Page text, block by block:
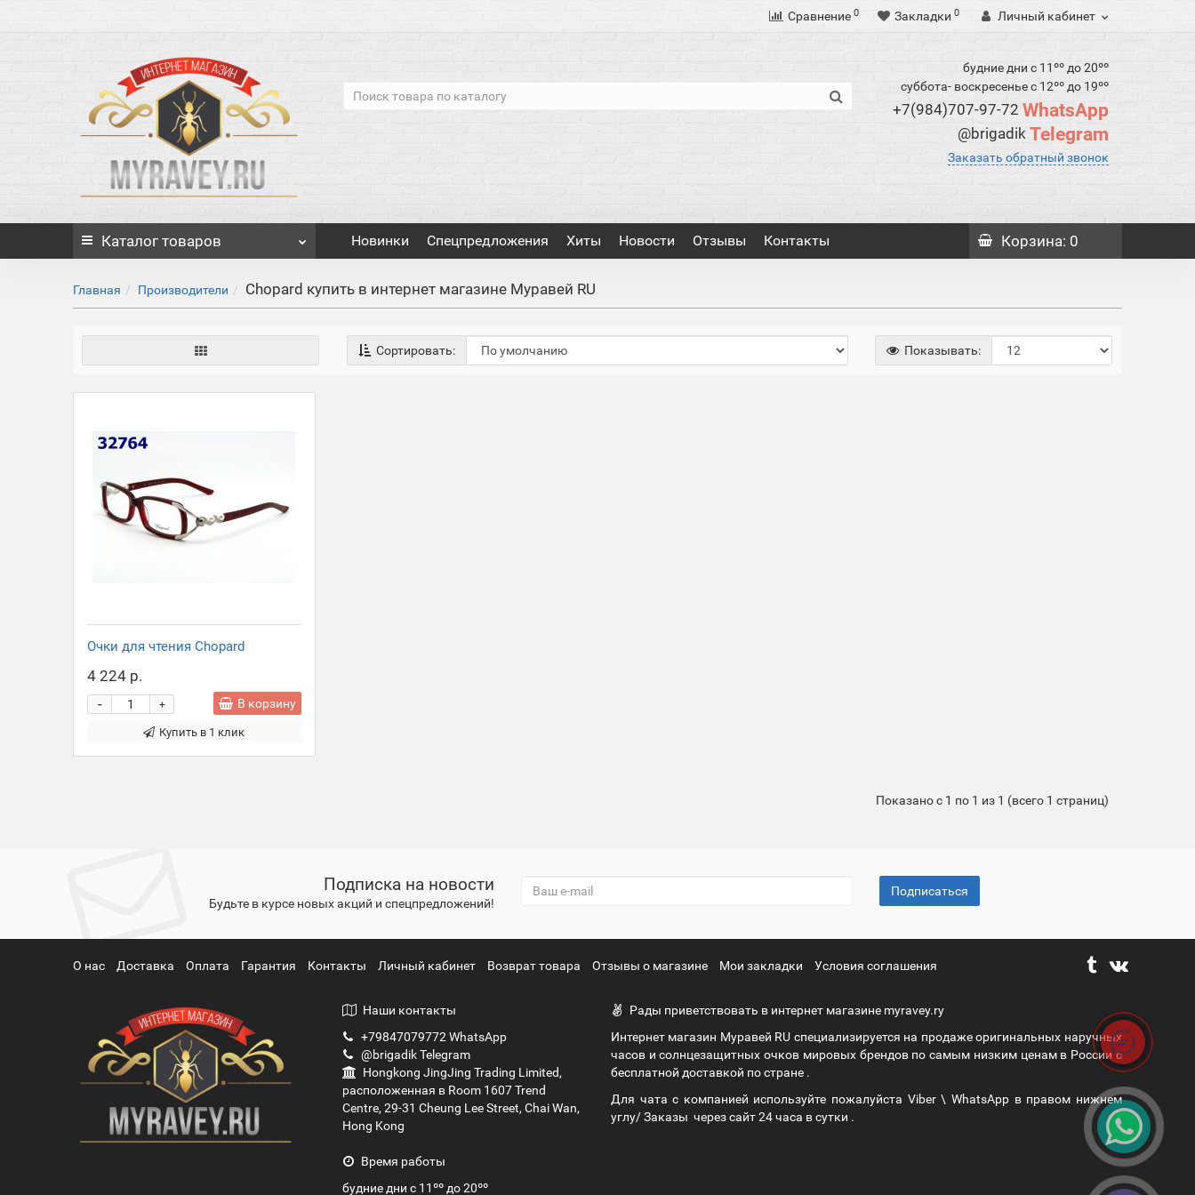
Сравнение 0 Закладки 0 Личный кабинет
будние дни с 11ºº до 20ºº
суббота- воскресенье с 12ºº до 19ºº
+7(984)707-97-72 WhatsApp
@brigadikTelegram
Заказать обратный звонок
Каталог товаров Новинки Спецпредложения Хиты Новости Отзывы Контакты Корзина: 0
Главная Производители Chopard купить в интернет магазине Муравей RU
Сортировать: Показывать:
Очки для чтения Chopard
4 224 р.
+
- В корзину
Купить в 1 клик
Показано с 1 по 1 из 1 (всего 1 страниц)
Подписка на новости
Будьте в курсе новых акций и спецпредложений!
Подписаться
О нас Доставка Оплата Гарантия Контакты Личный кабинет Возврат товара Отзывы о магазине Мои закладки Условия соглашения
Наши контакты
+79847079772 WhatsApp
@brigadik Telegram
Hongkong JingJing Trading Limited,
расположенная в Room 1607 Trend
Centre, 29-31 Cheung Lee Street, Chai Wan,
Hong Kong
Время работы
будние дни с 11ºº до 20ºº
Рады приветствовать в интернет магазине myravey.ry
Интернет магазин Муравей RU специализируется на продаже оригинальных наручных
часов и солнцезащитных очков мировых брендов по самым низким ценам в России с
бесплатной доставкой по стране .
Для чата с компанией используйте пожалуйста Viber \ WhatsApp в правом нижнем
углу/ Заказы через сайт 24 часа в сутки .